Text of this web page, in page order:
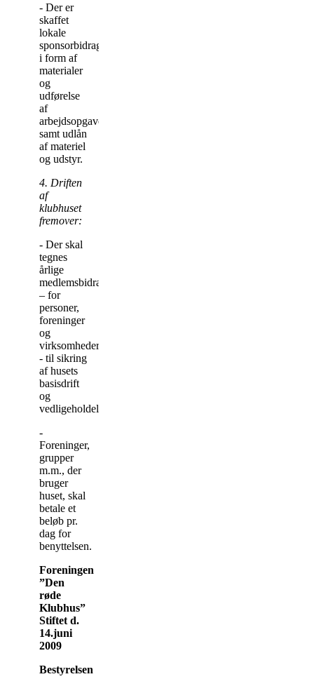
- Der er
skaffet
lokale
sponsorbidrag
i form af
materialer
og
udførelse
af
arbejdsopgaver
samt udlån
af materiel
og udstyr.
4. Driften
af
klubhuset
fremover:
- Der skal
tegnes
årlige
medlemsbidrag
– for
personer,
foreninger
og
virksomheder
- til sikring
af husets
basisdrift
og
vedligeholdelse.
-
Foreninger,
grupper
m.m., der
bruger
huset, skal
betale et
beløb pr.
dag for
benyttelsen.
Foreningen
”Den
røde
Klubhus”
Stiftet d.
14.juni
2009
Bestyrelsen